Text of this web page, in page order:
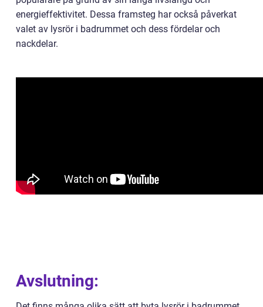
energieffektivitet. Dessa framsteg har också påverkat
valet av lysrör i badrummet och dess fördelar och
nackdelar.
Avslutning: